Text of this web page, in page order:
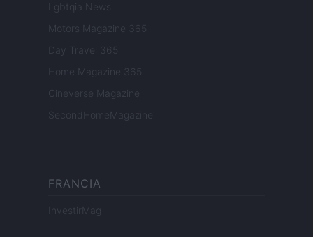
Lgbtqia News
Motors Magazine 365
Day Travel 365
Home Magazine 365
Cineverse Magazine
SecondHomeMagazine
FRANCIA
InvestirMag